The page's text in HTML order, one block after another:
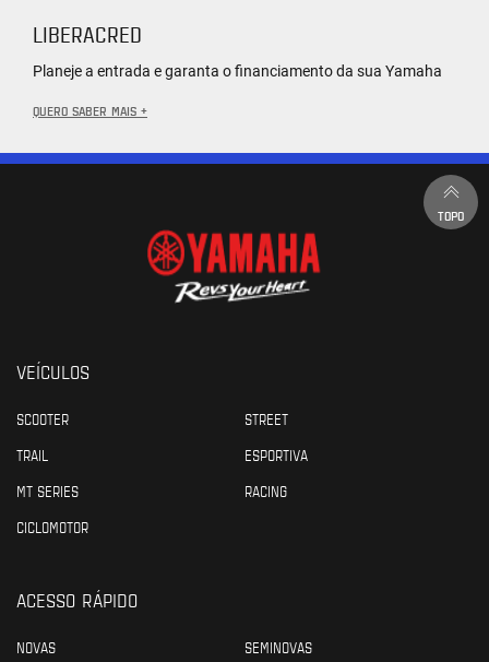
LIBERACRED
Planeje a entrada e garanta o financiamento da sua Yamaha
QUERO SABER MAIS +
TOPO
VEÍCULOS
SCOOTER
STREET
TRAIL
ESPORTIVA
MT SERIES
RACING
CICLOMOTOR
ACESSO RÁPIDO
NOVAS
SEMINOVAS